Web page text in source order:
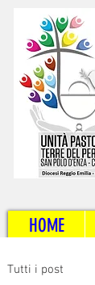
HOME
Tutti i post